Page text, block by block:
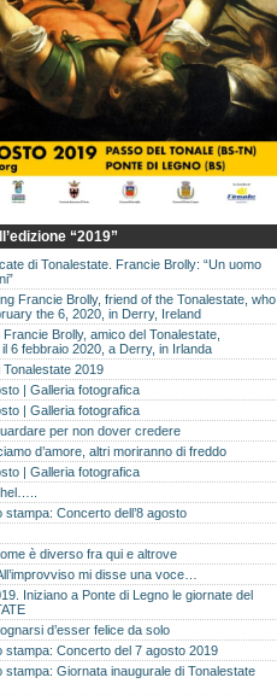
“2019”
di Tonalestate. Francie Brolly: “Un uomo
Francie Brolly, friend of the Tonalestate, who
the 6, 2020, in Derry, Ireland
Francie Brolly, amico del Tonalestate,
6 febbraio 2020, a Derry, in Irlanda
2019
| Galleria fotografica
| Galleria fotografica
per non dover credere
d’amore, altri moriranno di freddo
| Galleria fotografica
stampa: Concerto dell’8 agosto
è diverso fra qui e altrove
mi disse una voce…
Iniziano a Ponte di Legno le giornate del
d’esser felice da solo
stampa: Concerto del 7 agosto 2019
stampa: Giornata inaugurale di Tonalestate